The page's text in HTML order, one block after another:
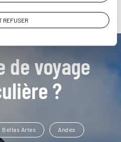
REFUSER
de voyage
?
Bellas Artes Andes